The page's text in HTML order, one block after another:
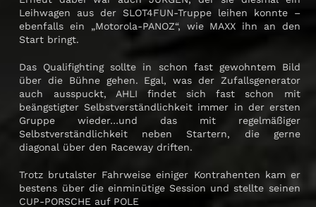
Leihwagen aus der SLOT4FUN-Truppe leihen konnte –
ebenfalls ein „Motorola-PANOZ“, wie MAXX ihn an den
Start bringt.
Das Qualifighting sollte in schon fast gewohntem Bild
über die Bühne gehen. Egal, was der Zufallsgenerator
auch ausspuckt, AHLI findet sich fast schon mit
beängstigter Selbstverständlichkeit immer in der ersten
Gruppe wieder…und das mit regelmäßiger
Selbstverständlichkeit neben Startern, die gerne
diagonal über den Raceway driften.
Trotz brutalster Fahrweise einiger Kontrahenten kam er
bestens über die einminütige Session und stellte seinen
CUP-PORSCHE auf POLE